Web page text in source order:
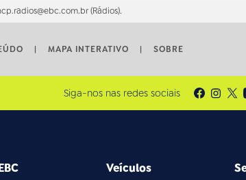
(Rádios).
| MAPA INTERATIVO | SOBRE
Siga-nos nas redes sociais
Veículos